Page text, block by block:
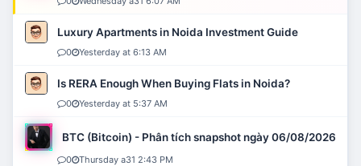
Luxury Apartments in Noida Investment Guide
0 Yesterday at 6:13 AM
Is RERA Enough When Buying Flats in Noida?
0 Yesterday at 5:37 AM
BTC (Bitcoin) - Phân tích snapshot ngày 06/08/2026
0 Thursday a31 2:43 PM